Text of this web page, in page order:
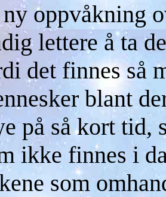
oppvåkning
lettere å ta
det finnes så
blant
på så kort tid,
ikke finnes i
som